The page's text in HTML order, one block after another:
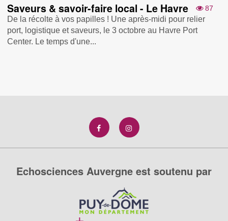
87
Saveurs & savoir-faire local - Le Havre
De la récolte à vos papilles ! Une après-midi pour relier
port, logistique et saveurs, le 3 octobre au Havre Port
Center. Le temps d'une...
Echosciences Auvergne est soutenu par